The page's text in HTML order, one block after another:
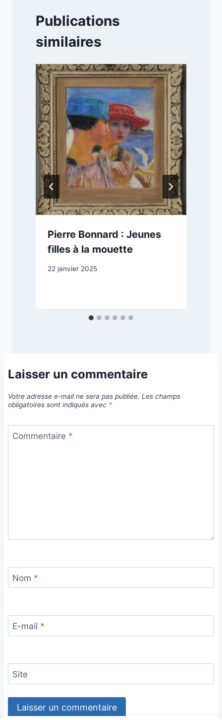
Publications
similaires
Pierre Bonnard : Jeunes
filles à la mouette
22 janvier 2025
Laisser un commentaire
Votre adresse e-mail ne sera pas publiée. Les champs
obligatoires sont indiqués avec *
Commentaire *
Nom *
E-mail *
Site